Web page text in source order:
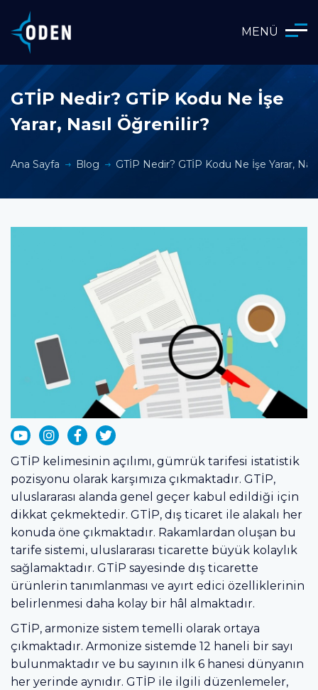
MENÜ
GTİP Nedir? GTİP Kodu Ne İşe
Yarar, Nasıl Öğrenilir?
Ana Sayfa Blog GTİP Nedir? GTİP Kodu Ne İşe Yarar,
GTİP kelimesinin açılımı, gümrük tarifesi istatistik
pozisyonu olarak karşımıza çıkmaktadır. GTİP,
uluslararası alanda genel geçer kabul edildiği için
dikkat çekmektedir. GTİP, dış ticaret ile alakalı her
konuda öne çıkmaktadır. Rakamlardan oluşan bu
tarife sistemi, uluslararası ticarette büyük kolaylık
sağlamaktadır. GTİP sayesinde dış ticarette
ürünlerin tanımlanması ve ayırt edici özelliklerinin
belirlenmesi daha kolay bir hâl almaktadır.
GTİP, armonize sistem temelli olarak ortaya
çıkmaktadır. Armonize sistemde 12 haneli bir sayı
bulunmaktadır ve bu sayının ilk 6 hanesi dünyanın
her yerinde aynıdır. GTİP ile ilgili düzenlemeler,